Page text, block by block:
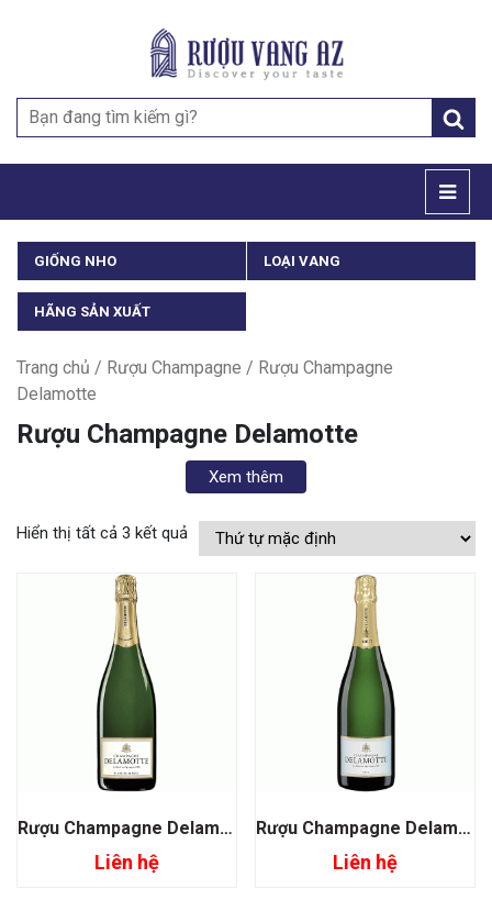
Search
for:
GIỐNG NHO LOẠI VANG
HÃNG SẢN XUẤT
Trang chủ / Rượu Champagne / Rượu Champagne
Delamotte
Rượu Champagne Delamotte
Xem thêm
Hiển thị tất cả 3 kết quả
Rượu Champagne Delamotte Blanc De Blancs
Liên hệ
Rượu Champagne Delamotte Brut
Liên hệ